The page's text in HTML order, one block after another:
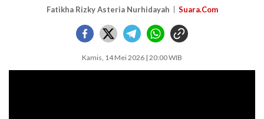
Fatikha Rizky Asteria Nurhidayah Suara.Com
Kamis, 14 Mei 2026 | 20:00 WIB